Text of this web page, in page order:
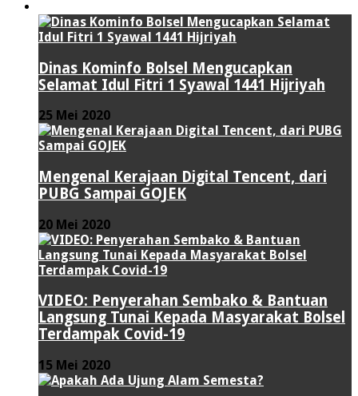
Dinas Kominfo Bolsel Mengucapkan
Selamat Idul Fitri 1 Syawal 1441 Hijriyah
25 Mei 2020
Mengenal Kerajaan Digital Tencent, dari
PUBG Sampai GOJEK
20 Mei 2020
VIDEO: Penyerahan Sembako & Bantuan
Langsung Tunai Kepada Masyarakat Bolsel
Terdampak Covid-19
15 Mei 2020